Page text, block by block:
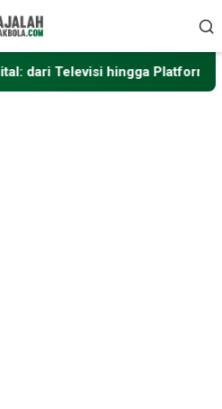
hingga Platform Streaming